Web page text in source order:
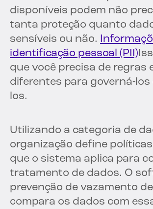
disponíveis podem não
tanta proteção quanto
sensíveis ou não.
identificação pessoal (PII)
que você precisa de regras
diferentes para governá-los
los.
Utilizando a categoria de
organização define
que o sistema aplica para
tratamento de dados. O
prevenção de vazamento
compara os dados com